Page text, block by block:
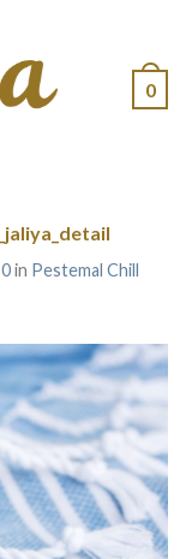
0
in Pestemal Chill